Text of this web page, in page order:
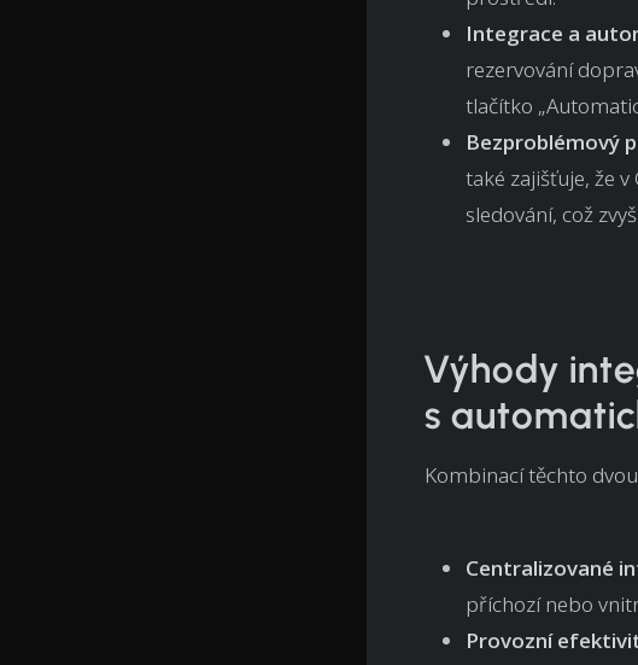
Integrace a
rezervování
tlačítko
Bezproblémový
také zajišťuje, že
sledování, což
Výhody
s
Kombinací těchto
Centralizované
příchozí nebo
Provozní